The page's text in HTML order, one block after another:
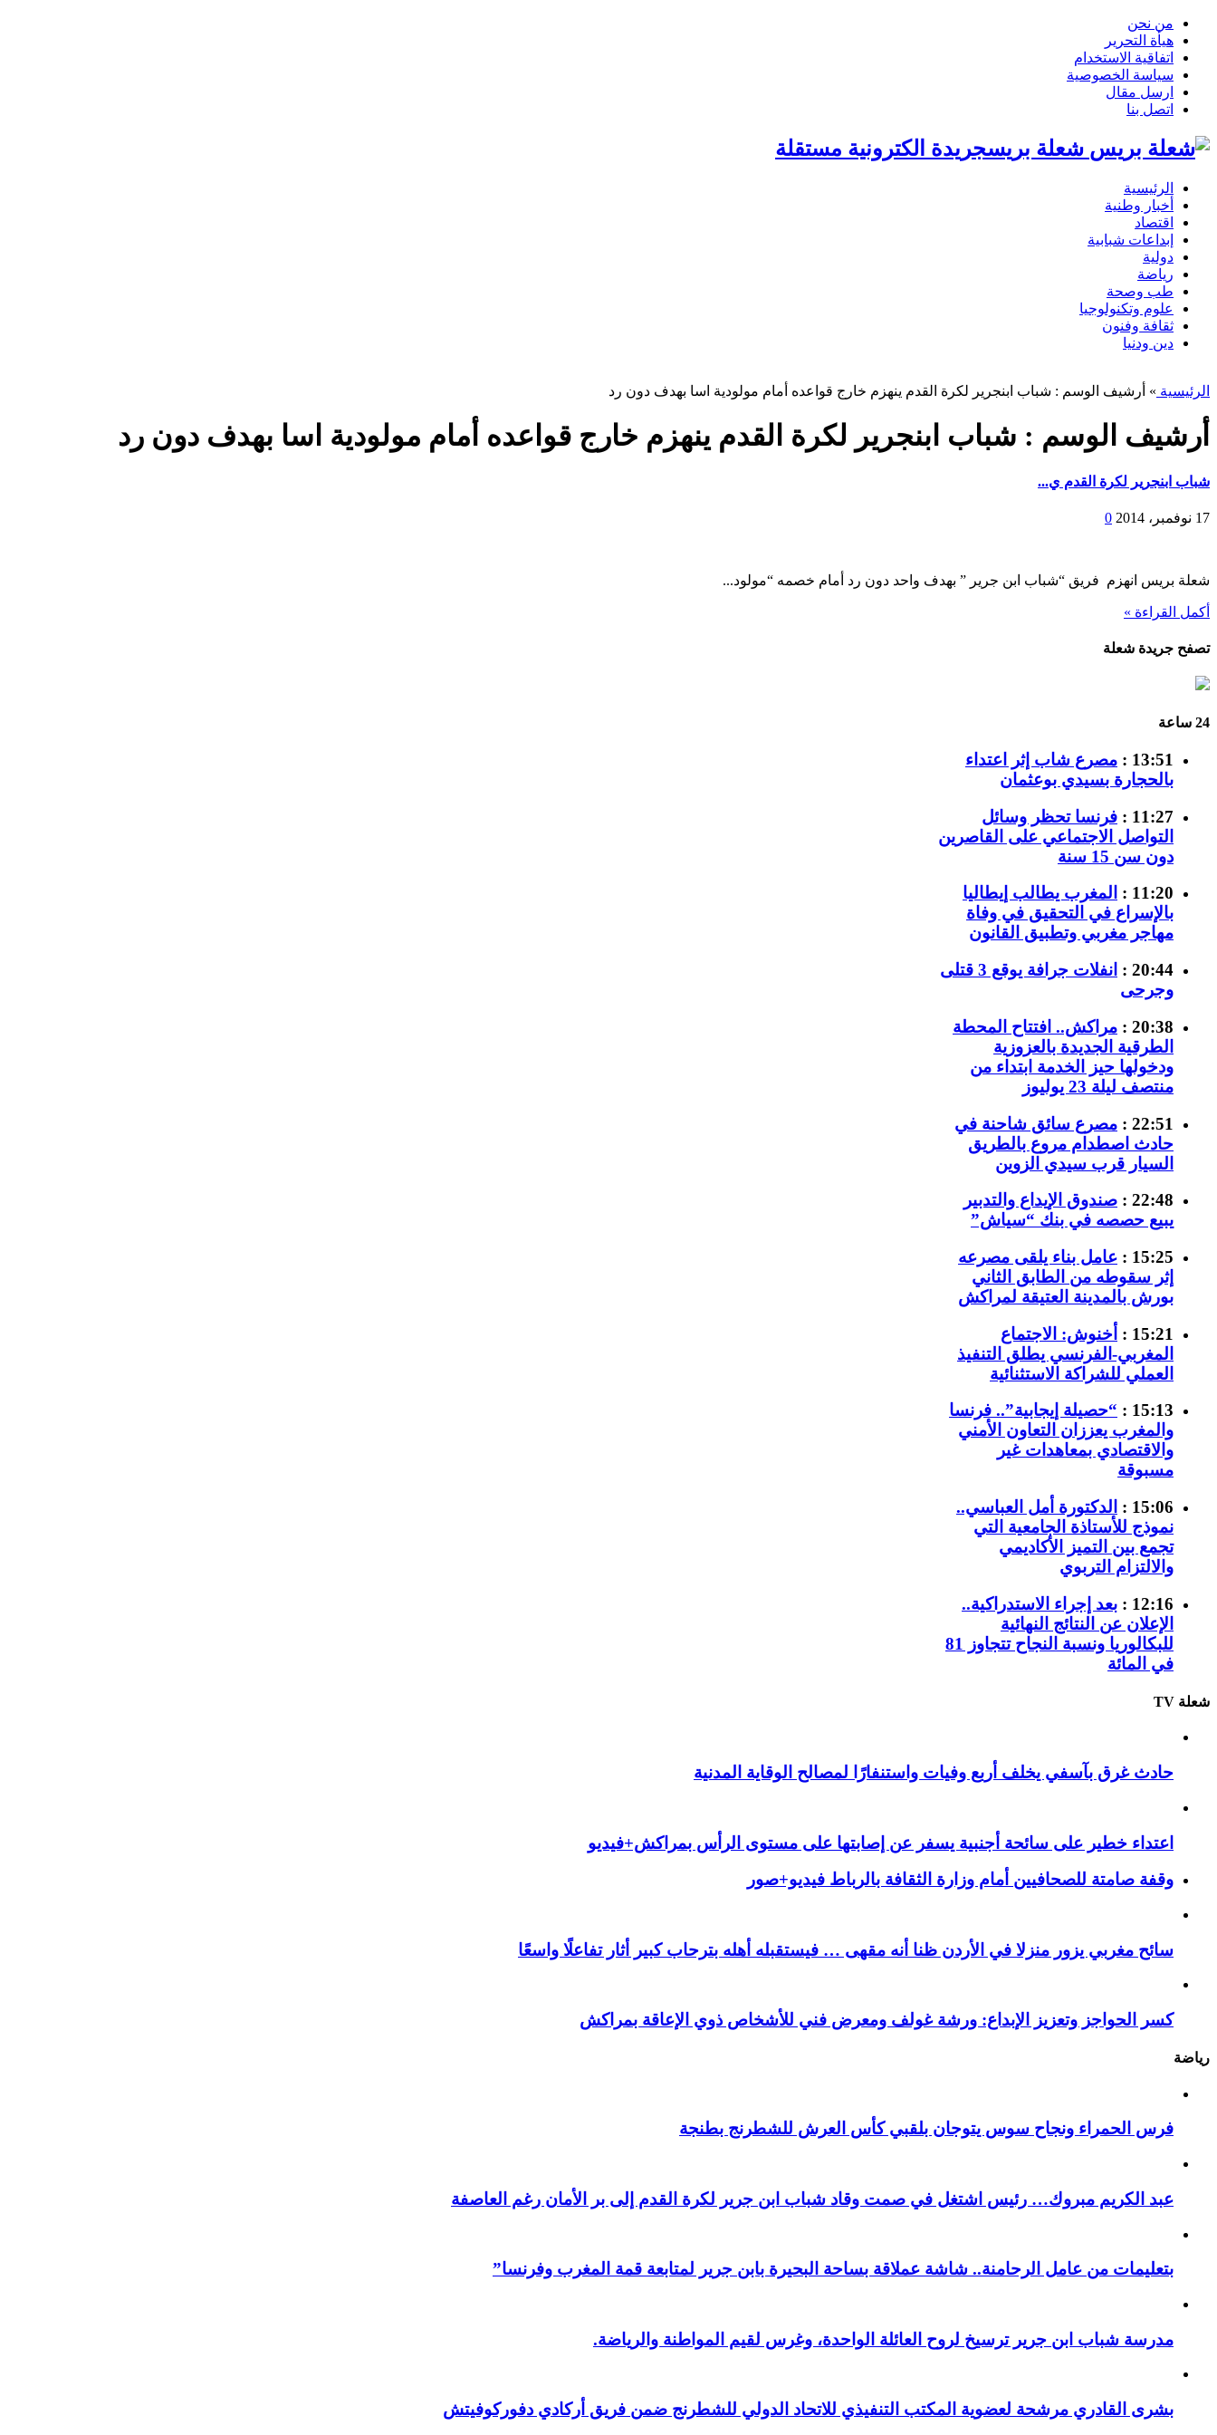
من نحن
هيأة التحرير
اتفاقية الاستخدام
سياسة الخصوصية
ارسل مقال
اتصل بنا
شعلة بريسجريدة الكترونية مستقلة
الرئيسية
أخبار وطنية
اقتصاد
إبداعات شبابية
دولية
رياضة
طب وصحة
علوم وتكنولوجيا
ثقافة وفنون
دين ودنيا
الرئيسية » أرشيف الوسم : شباب ابنجرير لكرة القدم ينهزم خارج قواعده أمام مولودية اسا بهدف دون رد
أرشيف الوسم : شباب ابنجرير لكرة القدم ينهزم خارج قواعده أمام مولودية اسا بهدف دون رد
شباب ابنجرير لكرة القدم ي...
17 نوفمبر، 2014 0
شعلة بريس انهزم فريق “شباب ابن جرير ” بهدف واحد دون رد أمام خصمه “مولود...
أكمل القراءة »
تصفح جريدة شعلة
24 ساعة
13:51 :
مصرع شاب إثر اعتداء
بالحجارة بسيدي بوعثمان
11:27 :
فرنسا تحظر وسائل
التواصل الاجتماعي على القاصرين
دون سن 15 سنة
11:20 :
المغرب يطالب إيطاليا
بالإسراع في التحقيق في وفاة
مهاجر مغربي وتطبيق القانون
20:44 :
انفلات جرافة يوقع 3 قتلى
وجرحى
20:38 :
مراكش.. افتتاح المحطة
الطرقية الجديدة بالعزوزية
ودخولها حيز الخدمة ابتداء من
منتصف ليلة 23 يوليوز
22:51 :
مصرع سائق شاحنة في
حادث اصطدام مروع بالطريق
السيار قرب سيدي الزوين
22:48 :
صندوق الإيداع والتدبير
يبيع حصصه في بنك “سياش”
15:25 :
عامل بناء يلقى مصرعه
إثر سقوطه من الطابق الثاني
بورش بالمدينة العتيقة لمراكش
15:21 :
أخنوش: الاجتماع
المغربي-الفرنسي يطلق التنفيذ
العملي للشراكة الاستثنائية
15:13 :
“حصيلة إيجابية”.. فرنسا
والمغرب يعززان التعاون الأمني
والاقتصادي بمعاهدات غير
مسبوقة
15:06 :
الدكتورة أمل العباسي..
نموذج للأستاذة الجامعية التي
تجمع بين التميز الأكاديمي
والالتزام التربوي
12:16 :
بعد إجراء الاستدراكية..
الإعلان عن النتائج النهائية
للبكالوريا ونسبة النجاح تتجاوز 81
في المائة
شعلة TV
حادث غرق بآسفي يخلف أربع وفيات واستنفارًا لمصالح الوقاية المدنية
اعتداء خطير على سائحة أجنبية يسفر عن إصابتها على مستوى الرأس بمراكش+فيديو
وقفة صامتة للصحافيين أمام وزارة الثقافة بالرباط فيديو+صور
سائح مغربي يزور منزلا في الأردن ظنا أنه مقهى … فيستقبله أهله بترحاب كبير أثار تفاعلًا واسعًا
كسر الحواجز وتعزيز الإبداع: ورشة غولف ومعرض فني للأشخاص ذوي الإعاقة بمراكش
رياضة
فرس الحمراء ونجاح سوس يتوجان بلقبي كأس العرش للشطرنج بطنجة
عبد الكريم مبروك… رئيس اشتغل في صمت وقاد شباب ابن جرير لكرة القدم إلى بر الأمان رغم العاصفة
بتعليمات من عامل الرحامنة.. شاشة عملاقة بساحة البحيرة بابن جرير لمتابعة قمة المغرب وفرنسا”
​مدرسة شباب ابن جرير ترسيخ لروح العائلة الواحدة، وغرس لقيم المواطنة والرياضة.
بشرى القادري مرشحة لعضوية المكتب التنفيذي للاتحاد الدولي للشطرنج ضمن فريق أركادي دفوركوفيتش